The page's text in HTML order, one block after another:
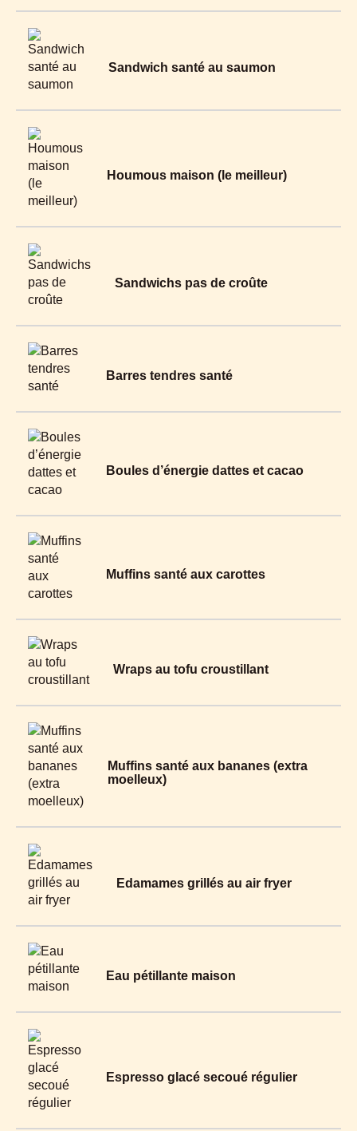
Sandwich santé au saumon
Houmous maison (le meilleur)
Sandwichs pas de croûte
Barres tendres santé
Boules d’énergie dattes et cacao
Muffins santé aux carottes
Wraps au tofu croustillant
Muffins santé aux bananes (extra
moelleux)
Edamames grillés au air fryer
Eau pétillante maison
Espresso glacé secoué régulier